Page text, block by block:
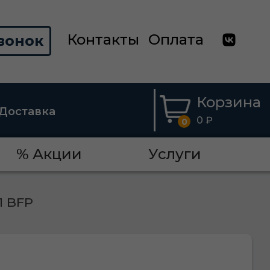
Контакты Оплата
0
Корзина
0 ₽
% Акции Услуги
BFP